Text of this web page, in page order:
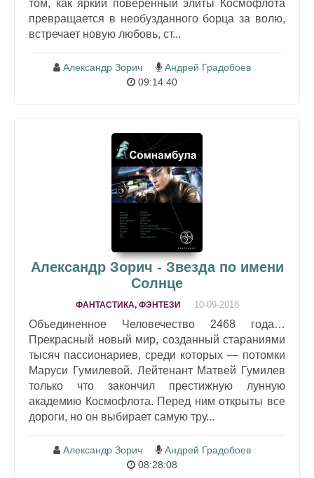
том, как яркий поверенный элиты Космофлота
превращается в необузданного борца за волю,
встречает новую любовь, ст...
Александр Зорич
Андрей Градобоев
09:14:40
Александр Зорич - Звезда по имени
Солнце
ФАНТАСТИКА, ФЭНТЕЗИ 10-09-2018
Объединенное Человечество 2468 года…
Прекрасный новый мир, созданный стараниями
тысяч пассионариев, среди которых — потомки
Маруси Гумилевой. Лейтенант Матвей Гумилев
только что закончил престижную лунную
академию Космофлота. Перед ним открыты все
дороги, но он выбирает самую тру...
Александр Зорич
Андрей Градобоев
08:28:08